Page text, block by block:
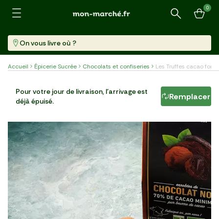
Recherche
0
On vous livre où ?
Accueil Épicerie Sucrée Chocolats et confiseries Les Truffes cacao
Paquet (125 G)
Pour votre jour de livraison, l'arrivage est
déjà épuisé.
Remplacer